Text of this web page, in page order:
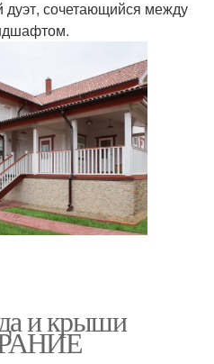
сочетающийся между
и крыши